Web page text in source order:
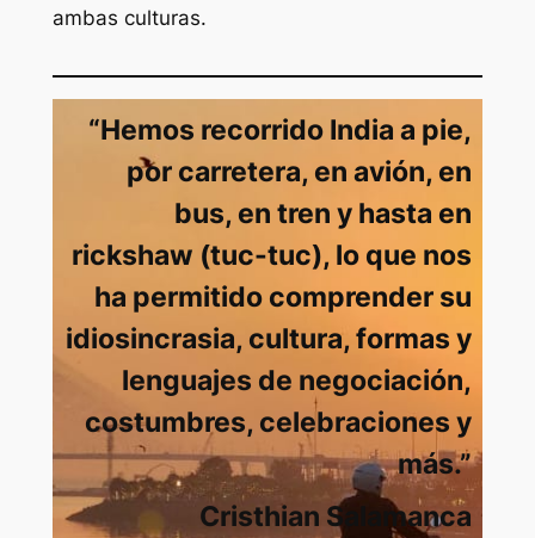
ambas culturas.
“Hemos recorrido India a pie,
por carretera, en avión, en
bus, en tren y hasta en
rickshaw (tuc-tuc), lo que nos
ha permitido comprender su
idiosincrasia, cultura, formas y
lenguajes de negociación,
costumbres, celebraciones y
más.”
Cristhian Salamanca